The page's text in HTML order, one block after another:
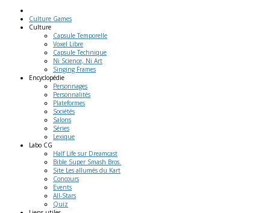
Culture Games
Culture
Capsule Temporelle
Voxel Libre
Capsule Technique
Ni Science, Ni Art
Singing Frames
Encyclopédie
Personnages
Personnalités
Plateformes
Sociétés
Salons
Séries
Lexique
Labo CG
Half Life sur Dreamcast
Bible Super Smash Bros.
Site Les allumés du Kart
Concours
Events
All-Stars
Quiz